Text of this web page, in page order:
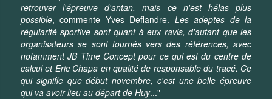
retrouver l'épreuve d'antan, mais ce n'est hélas plus
possible, commente Yves Deflandre. Les adeptes de la
régularité sportive sont quant à eux ravis, d'autant que les
organisateurs se sont tournés vers des références, avec
notamment JB Time Concept pour ce qui est du centre de
calcul et Eric Chapa en qualité de responsable du tracé. Ce
qui signifie que début novembre, c'est une belle épreuve
qui va avoir lieu au départ de Huy..."